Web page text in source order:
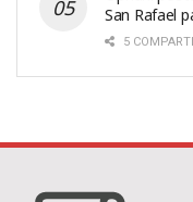
San Rafael
5